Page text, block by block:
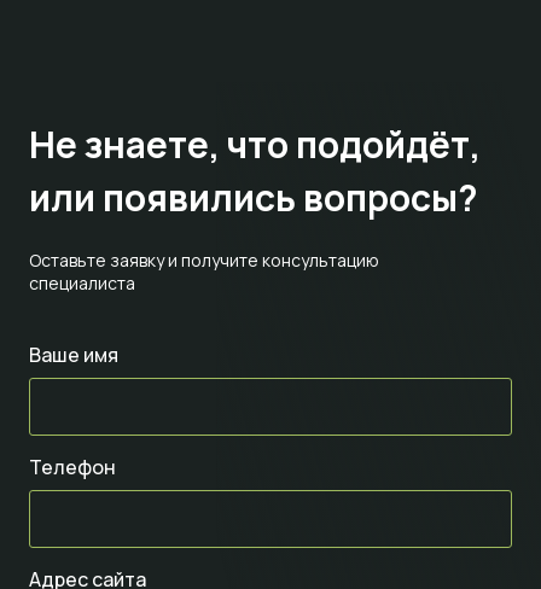
Оставьте заявку и получите консультацию
специалиста
Не знаете, что подойдёт,
или появились вопросы?
Ваше имя
Телефон
Адрес сайта